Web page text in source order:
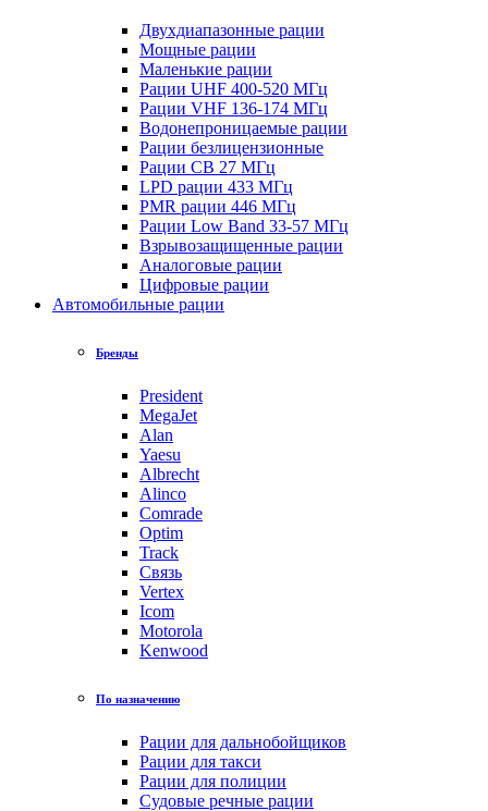
Двухдиапазонные рации
Мощные рации
Маленькие рации
Рации UHF 400-520 МГц
Рации VHF 136-174 МГц
Водонепроницаемые рации
Рации безлицензионные
Рации CB 27 МГц
LPD рации 433 МГц
PMR рации 446 МГц
Рации Low Band 33-57 МГц
Взрывозащищенные рации
Аналоговые рации
Цифровые рации
Автомобильные рации
Бренды
President
MegaJet
Alan
Yaesu
Albrecht
Alinco
Comrade
Optim
Track
Связь
Vertex
Icom
Motorola
Kenwood
По назначению
Рации для дальнобойщиков
Рации для такси
Рации для полиции
Судовые речные рации